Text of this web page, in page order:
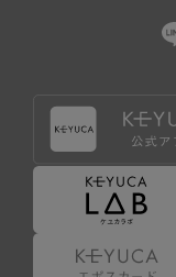
（5） その他、本
4.会員登録が取り
弊社とのお取引等
の義務および本規
します。
5.仮登録とは、ケ